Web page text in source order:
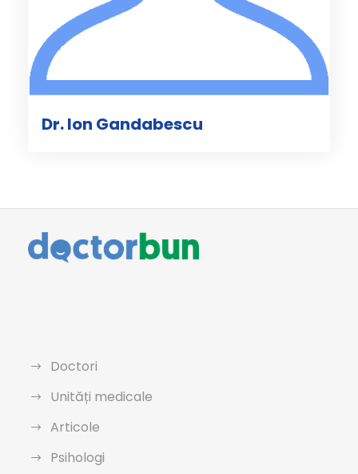
Dr. Ion Gandabescu
Doctori
Unități medicale
Articole
Psihologi